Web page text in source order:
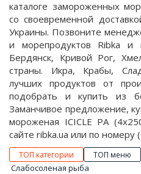
каталоге замороженных
со своевременной
Украины. Позвоните
и морепродуктов Ribka
Бердянск, Кривой Рог,
страны. Икра, Крабы,
лучших продуктов от
подобрать и купить из
Заманчивое предложение,
мороженая ICICLE PA
сайте ribka.ua или по номеру
ТОП категории ТОП меню
Слабосоленая рыба